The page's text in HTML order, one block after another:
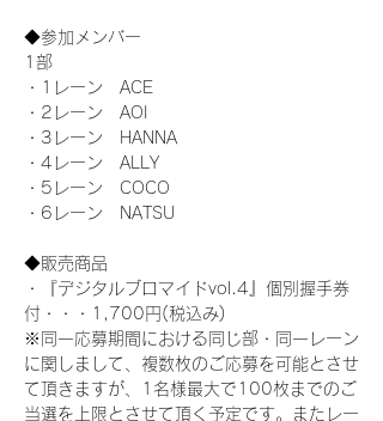
◆参加メンバー
1部
・1レーン　ACE
・2レーン　AOI
・3レーン　HANNA
・4レーン　ALLY
・5レーン　COCO
・6レーン　NATSU
◆販売商品
・『デジタルブロマイドvol.4』個別握手券
付・・・1,700円(税込み)
※同一応募期間における同じ部・同一レーン
に関しまして、複数枚のご応募を可能とさせ
て頂きますが、1名様最大で100枚までのご
当選を上限とさせて頂く予定です。またレー